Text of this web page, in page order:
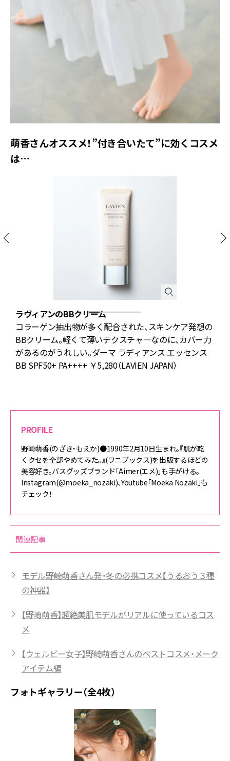
萌香さんオススメ！”付き合いたて”に効くコスメ
は…
ラヴィアンのBBクリーム
コラーゲン抽出物が多く配合された、スキンケア発想の
BBクリーム。軽くて薄いテクスチャ―なのに、カバー力
があるのがうれしい。ダーマ ラディアンス エッセンス
BB SPF50+ PA++++ ￥5,280（LAVIEN JAPAN）
PROFILE
野崎萌香(のざき・もえか)●1990年2月10日生まれ。『肌が乾
くクセを全部やめてみた。』(ワニブックス)を出版するほどの
美容好き。バスグッズブランド「Aimer(エメ)」も手がける。
Instagram(@moeka_nozaki)、Youtube「Moeka Nozaki」も
チェック！
関連記事
モデル野崎萌香さん発・冬の必携コスメ【うるおう３種
の神器】
【野崎萌香】超絶美肌モデルがリアルに使っているコス
メ
【ウェルビー女子】野崎萌香さんのベストコスメ・メーク
アイテム編
フォトギャラリー（全4枚）